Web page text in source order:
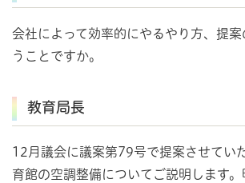
会社によって効率的にやるやり方、提
うことですか。
教育局長
12月議会に議案第79号で提案させてい
育館の空調整備についてご説明します